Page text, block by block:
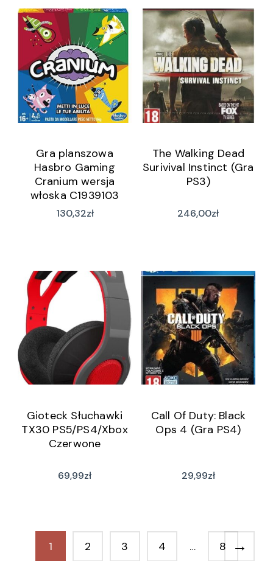
Gra planszowa
Hasbro Gaming
Cranium wersja
włoska C1939103
130,32zł
The Walking Dead
Surivival Instinct (Gra
PS3)
246,00zł
Gioteck Słuchawki
TX30 PS5/PS4/Xbox
Czerwone
69,99zł
Call Of Duty: Black
Ops 4 (Gra PS4)
29,99zł
1 2 3 4 … 8 →